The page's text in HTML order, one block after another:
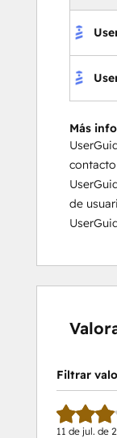
Más
de
Filtrar
11 de jul. de